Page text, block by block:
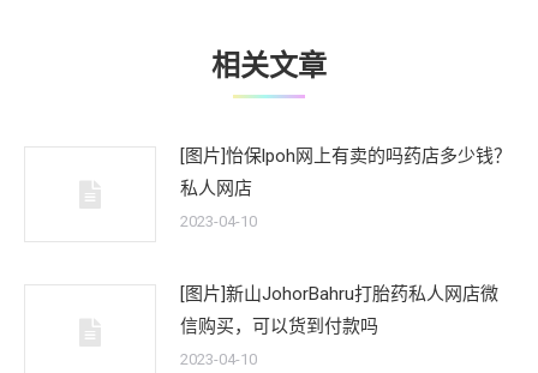
相关文章
[图片]怡保lpoh网上有卖的吗药店多少钱？
私人网店
2023-04-10
[图片]新山JohorBahru打胎药私人网店微
信购买，可以货到付款吗
2023-04-10